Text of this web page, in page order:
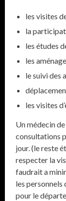
les visites
la
les études
les
le suivi des
les visites
Un médecin
consultations
jour. (le reste
respecter la
faudrait a
les personnels
pour le